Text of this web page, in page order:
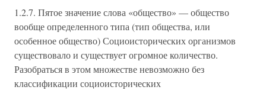
1.2.7. Пятое значение слова «общество» — общество
вообще определенного типа (тип общества, или
особенное общество) Социоисторических организмов
существовало и существует огромное количество.
Разобраться в этом множестве невозможно без
классификации социоисторических